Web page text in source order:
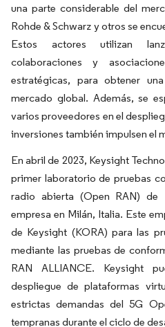
una parte considerable del
Rohde & Schwarz y otros se
Estos actores utilizan
colaboraciones y
estratégicas, para obtener
mercado global. Además, se
varios proveedores en el
inversiones también impulsen el
En abril de 2023, Keysight
primer laboratorio de pruebas
radio abierta (Open RAN)
empresa en Milán, Italia. Este
de Keysight (KORA) para las
mediante las pruebas de
RAN ALLIANCE. Keysight
despliegue de plataformas
estrictas demandas del 5G
tempranas durante el ciclo de